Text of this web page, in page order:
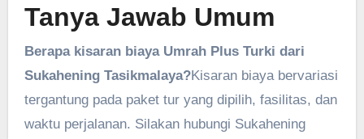
Tanya Jawab Umum
Berapa kisaran biaya Umrah Plus Turki dari
Sukahening Tasikmalaya?Kisaran biaya bervariasi
tergantung pada paket tur yang dipilih, fasilitas, dan
waktu perjalanan. Silakan hubungi Sukahening